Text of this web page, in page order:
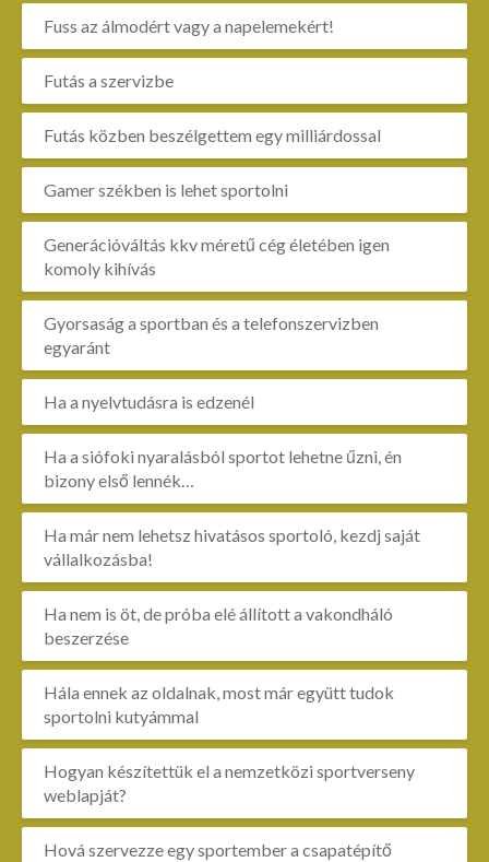
Fuss az álmodért vagy a napelemekért!
Futás a szervizbe
Futás közben beszélgettem egy milliárdossal
Gamer székben is lehet sportolni
Generációváltás kkv méretű cég életében igen
komoly kihívás
Gyorsaság a sportban és a telefonszervizben
egyaránt
Ha a nyelvtudásra is edzenél
Ha a siófoki nyaralásból sportot lehetne űzni, én
bizony első lennék…
Ha már nem lehetsz hivatásos sportoló, kezdj saját
vállalkozásba!
Ha nem is öt, de próba elé állított a vakondháló
beszerzése
Hála ennek az oldalnak, most már együtt tudok
sportolni kutyámmal
Hogyan készítettük el a nemzetközi sportverseny
weblapját?
Hová szervezze egy sportember a csapatépítő